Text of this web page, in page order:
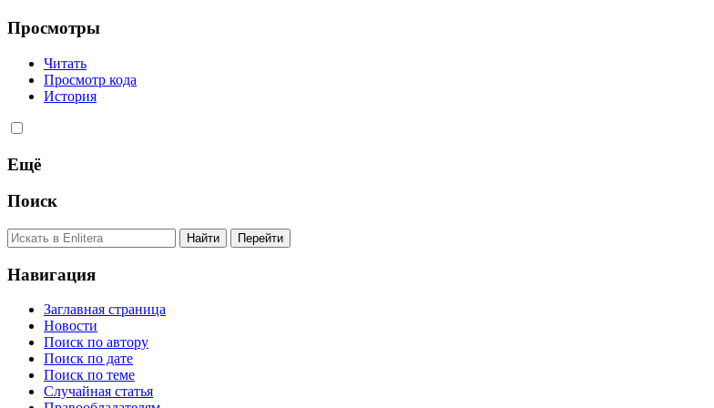
Просмотры
Читать
Просмотр кода
История
Ещё
Поиск
Навигация
Заглавная страница
Новости
Поиск по автору
Поиск по дате
Поиск по теме
Случайная статья